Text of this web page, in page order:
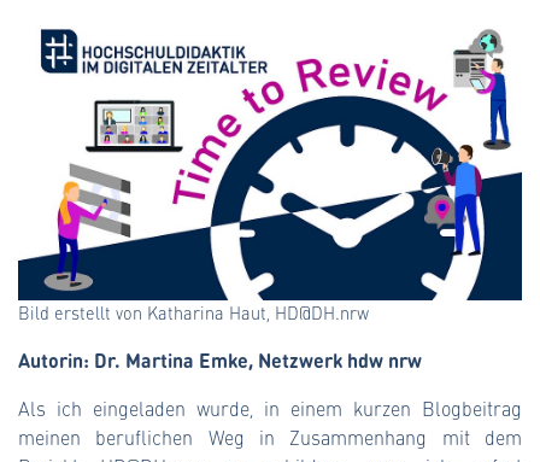
Bild erstellt von Katharina Haut, HD@DH.nrw
Autorin: Dr. Martina Emke, Netzwerk hdw nrw
Als ich eingeladen wurde, in einem kurzen Blogbeitrag
meinen beruflichen Weg in Zusammenhang mit dem